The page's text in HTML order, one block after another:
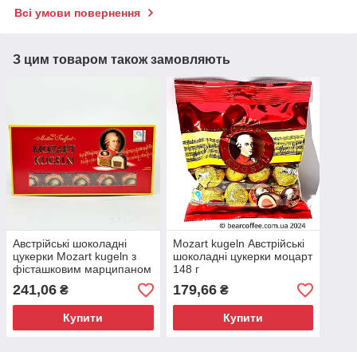
Всі умови повернення
З цим товаром також замовляють
Австрійські шоколадні
цукерки Mozart kugeln з
фісташковим марципаном
200 г
241,06 ₴
Купити
Mozart kugeln Австрійські
шоколадні цукерки моцарт
148 г
179,66₴
Купити